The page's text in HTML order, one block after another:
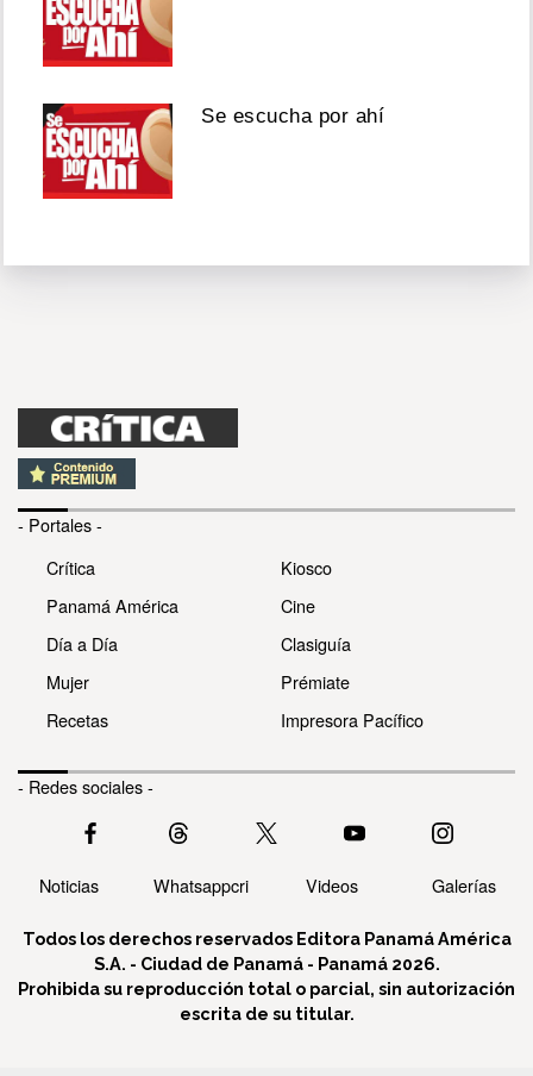
Se escucha por ahí
- Portales -
Crítica
Panamá América
Día a Día
Mujer
Recetas
Kiosco
Cine
Clasiguía
Prémiate
Impresora Pacífico
- Redes sociales -
Noticias Whatsappcri Videos Galerías
Todos los derechos reservados Editora Panamá América
S.A. - Ciudad de Panamá - Panamá 2026.
Prohibida su reproducción total o parcial, sin autorización
escrita de su titular.